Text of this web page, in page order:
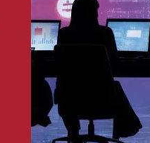
Bülach
Davos Platz 1